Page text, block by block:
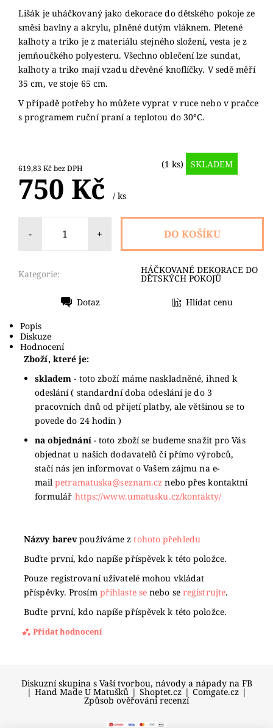
Lišák je uháčkovaný jako dekorace do dětského pokoje ze
směsi bavlny a akrylu, plněné dutým vláknem. Pletené
kalhoty a triko je z materiálu stejného složení, vesta je z
jemňoučkého polyesteru. Všechno oblečení lze sundat,
kalhoty a triko mají vzadu dřevěné knoflíčky. V sedě měří
35 cm, ve stoje 65 cm.
V případě potřeby ho můžete vyprat v ruce nebo v pračce
s programem ruční praní a teplotou do 30°C.
619,83 Kč bez DPH (1 ks) SKLADEM
750 Kč / ks
- +
Kategorie: HÁČKOVANÉ DEKORACE DO
DĚTSKÝCH POKOJŮ
Dotaz Hlídat cenu
Popis
Diskuze
Hodnocení
Zboží, které je:
skladem - toto zboží máme naskladněné, ihned k
odeslání ( standardní doba odeslání je do 3
pracovních dnů od přijetí platby, ale většinou se to
povede do 24 hodin )
na objednání - toto zboží se budeme snažit pro Vás
objednat u našich dodavatelů či přímo výrobců,
stačí nás jen informovat o Vašem zájmu na e-
mail petramatuska@seznam.cz nebo přes kontaktní
formulář https://www.umatusku.cz/kontakty/
Názvy barev používáme ztohoto přehledu
Buďte první, kdo napíše příspěvek k této položce.
Pouze registrovaní uživatelé mohou vkládat
příspěvky. Prosím přihlaste se nebo se registrujte.
Buďte první, kdo napíše příspěvek k této položce.
Přidat hodnocení
Diskuzní skupina s Vaší tvorbou, návody a nápady na FB
| Hand Made U Matušků | Shoptet.cz | Comgate.cz |
Způsob ověřování recenzí